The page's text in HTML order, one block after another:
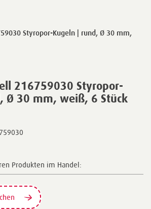
216759030 Styropor-
Ø 30 mm, weiß, 6 Stück
Styropor-Kugeln | rund, Ø 30 mm,
Produkten im Handel: